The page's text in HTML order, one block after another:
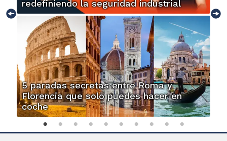
redefiniendo la seguridad industrial
5 paradas secretas entre Roma y
Florencia que solo puedes hacer en
coche